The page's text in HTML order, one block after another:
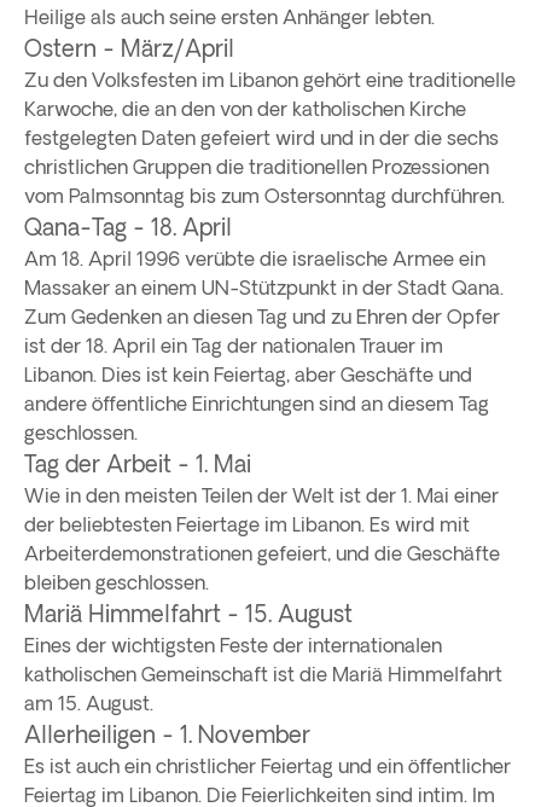
Heilige als auch seine ersten Anhänger lebten.
Ostern - März/April
Zu den Volksfesten im Libanon gehört eine traditionelle
Karwoche, die an den von der katholischen Kirche
festgelegten Daten gefeiert wird und in der die sechs
christlichen Gruppen die traditionellen Prozessionen
vom Palmsonntag bis zum Ostersonntag durchführen.
Qana-Tag - 18. April
Am 18. April 1996 verübte die israelische Armee ein
Massaker an einem UN-Stützpunkt in der Stadt Qana.
Zum Gedenken an diesen Tag und zu Ehren der Opfer
ist der 18. April ein Tag der nationalen Trauer im
Libanon. Dies ist kein Feiertag, aber Geschäfte und
andere öffentliche Einrichtungen sind an diesem Tag
geschlossen.
Tag der Arbeit - 1. Mai
Wie in den meisten Teilen der Welt ist der 1. Mai einer
der beliebtesten Feiertage im Libanon. Es wird mit
Arbeiterdemonstrationen gefeiert, und die Geschäfte
bleiben geschlossen.
Mariä Himmelfahrt - 15. August
Eines der wichtigsten Feste der internationalen
katholischen Gemeinschaft ist die Mariä Himmelfahrt
am 15. August.
Allerheiligen - 1. November
Es ist auch ein christlicher Feiertag und ein öffentlicher
Feiertag im Libanon. Die Feierlichkeiten sind intim. Im